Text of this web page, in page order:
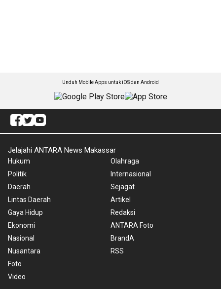
Unduh Mobile Apps untuk iOS dan Android
Jelajahi ANTARA News Makassar
Hukum
Politik
Daerah
Lintas Daerah
Gaya Hidup
Ekonomi
Nasional
Nusantara
Foto
Video
Olahraga
Internasional
Sejagat
Artikel
Redaksi
ANTARA Foto
BrandA
RSS